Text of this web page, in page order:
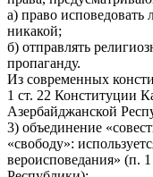
а) право
никакой;
б) отправлять
пропаганду.
Из современных
1 ст. 22 Конституции
Азербайджанской
3) объединение
«свободу»:
вероисповедания» (п.